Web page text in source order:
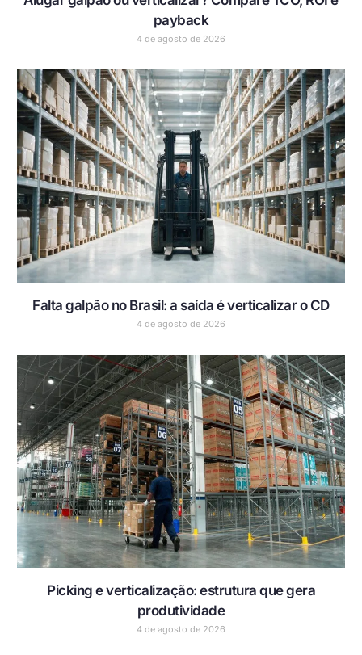
payback
4 de agosto de 2026
Falta galpão no Brasil: a saída é verticalizar o CD
4 de agosto de 2026
Picking e verticalização: estrutura que gera
produtividade
4 de agosto de 2026